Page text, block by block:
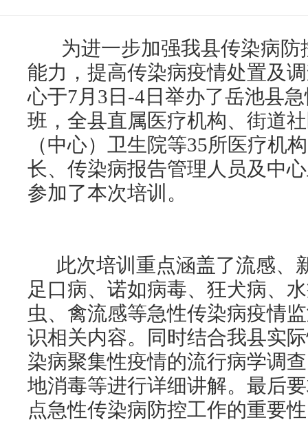
为进一步加强我县传染病防
能力，提高传染病疫情处置及
心于7月3日-4日举办了岳池县
班，全县直属医疗机构、街道
（中心）卫生院等35所医疗机
长、传染病报告管理人员及中
参加了本次培训。
此次培训重点涵盖了流感、
足口病、诺如病毒、狂犬病、
虫、禽流感等急性传染病疫情
识相关内容。同时结合我县实
染病聚集性疫情的流行病学调
地消毒等进行详细讲解。最后
点急性传染病防控工作的重要